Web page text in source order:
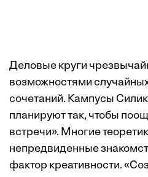
Деловые круги
возможностями
сочетаний. Кампусы
планируют так, чтобы
встречи». Многие
непредвиденные
фактор креативности.